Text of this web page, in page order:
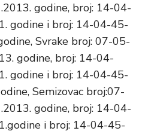
godine, broj: 14-04-
godine i broj: 14-04-45-
Svrake broj: 07-05-
godine, broj: 14-04-
godine i broj: 14-04-45-
Semizovac broj:07-
godine, broj: 14-04-
i broj: 14-04-45-